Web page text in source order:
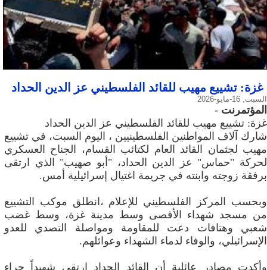
غزة: تشييع مهيب للقائد الفلسطيني عز الدين الحداد
السبت, 16-مايو-2026
المؤتمرنت -
غزة: تشييع مهيب للقائد الفلسطيني عز الدين الحداد
شارك آلاف المواطنين الفلسطينيين ، اليوم السبت، في تشييع
مهيب لجثمان القائد العام لكتائب القسام، الجناح العسكري
لحركة "حماس" عز الدين الحداد، "أبو صهيب" الذي ارتقى
برفقة زوجته وابنته في جريمة اغتيال إسرائيلية أمس.
وبحسب المركز الفلسطيني للإعلام ،انطلق موكب التشييع
من مسجد شهداء الأقصى وسط مدينة غزة، وسط غضب
شعبي وهتافات دعت للمقاومة ومواصلة التصدي للعدو
الإسرائيلي، والوفاء لدماء الشهداء وعوائلهم.
وأكدت مصادر عائلية أن القائد الحداد ارتقى شهيداً جراء